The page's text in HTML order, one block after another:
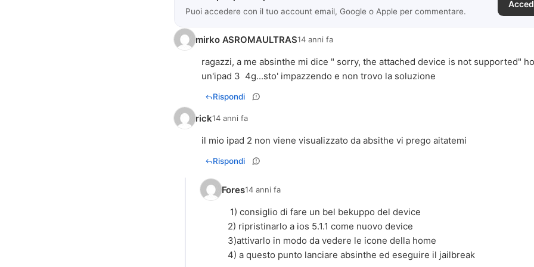
Puoi accedere con il tuo account email, Google o Apple per commentare.
mirko ASROMAULTRAS14 anni fa
ragazzi, a me absinthe mi dice " sorry, the attached device is not supported"
un'ipad 3 4g...sto' impazzendo e non trovo la soluzione
Rispondi
rick14 anni fa
il mio ipad 2 non viene visualizzato da absithe vi prego aitatemi
Rispondi
Fores14 anni fa
1) consiglio di fare un bel bekuppo del device
2) ripristinarlo a ios 5.1.1 come nuovo device
3)attivarlo in modo da vedere le icone della home
4) a questo punto lanciare absinthe ed eseguire il jailbreak